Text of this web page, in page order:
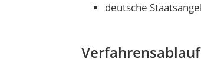
deutsche
Verfahrensablauf